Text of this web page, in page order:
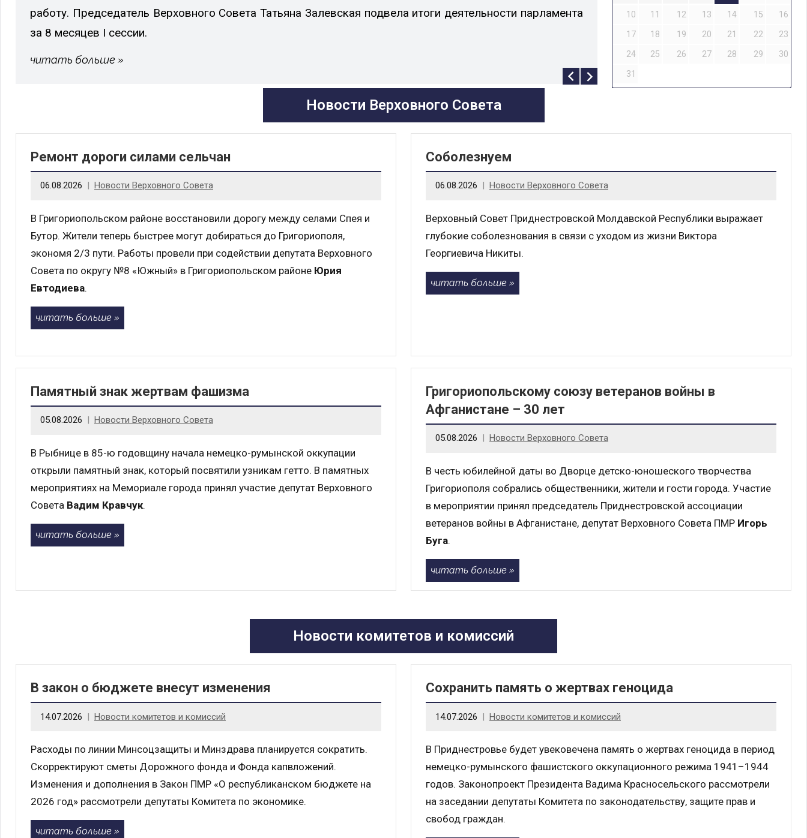
работу. Председатель Верховного Совета Татьяна Залевская подвела итоги деятельности парламента
за 8 месяцев I сессии.
читать больше
читать больше
10
11 12 13 14 15
16
17
18 19 20 21 22
23
24
25 26 27 28 29
30
31
Новости Верховного Совета
Ремонт дороги силами сельчан
06.08.2026 Новости Верховного Совета
В Григориопольском районе восстановили дорогу между селами Спея и
Бутор. Жители теперь быстрее могут добираться до Григориополя,
экономя 2/3 пути. Работы провели при содействии депутата Верховного
Совета по округу №8 «Южный» в Григориопольском районе Юрия
Евтодиева.
читать больше
Соболезнуем
06.08.2026 Новости Верховного Совета
Верховный Совет Приднестровской Молдавской Республики выражает
глубокие соболезнования в связи с уходом из жизни Виктора
Георгиевича Никиты.
читать больше
Памятный знак жертвам фашизма
05.08.2026 Новости Верховного Совета
В Рыбнице в 85-ю годовщину начала немецко-румынской оккупации
открыли памятный знак, который посвятили узникам гетто. В памятных
мероприятиях на Мемориале города принял участие депутат Верховного
Совета Вадим Кравчук.
читать больше
Григориопольскому союзу ветеранов войны в
Афганистане – 30 лет
05.08.2026 Новости Верховного Совета
В честь юбилейной даты во Дворце детско-юношеского творчества
Григориополя собрались общественники, жители и гости города. Участие
в мероприятии принял председатель Приднестровской ассоциации
ветеранов войны в Афганистане, депутат Верховного Совета ПМР Игорь
Буга.
читать больше
Новости комитетов и комиссий
В закон о бюджете внесут изменения
14.07.2026 Новости комитетов и комиссий
Расходы по линии Минсоцзащиты и Минздрава планируется сократить.
Скорректируют сметы Дорожного фонда и Фонда капвложений.
Изменения и дополнения в Закон ПМР «О республиканском бюджете на
2026 год» рассмотрели депутаты Комитета по экономике.
читать больше
Сохранить память о жертвах геноцида
14.07.2026 Новости комитетов и комиссий
В Приднестровье будет увековечена память о жертвах геноцида в период
немецко-румынского фашистского оккупационного режима 1941–1944
годов. Законопроект Президента Вадима Красносельского рассмотрели
на заседании депутаты Комитета по законодательству, защите прав и
свобод граждан.